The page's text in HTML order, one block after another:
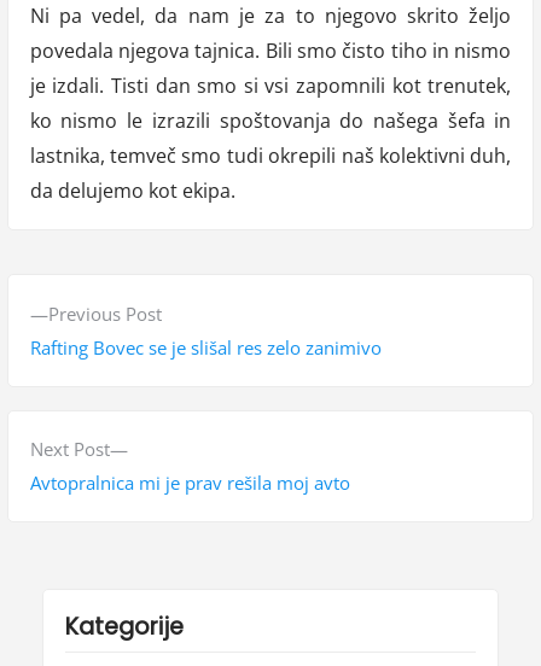
Ni pa vedel, da nam je za to njegovo skrito željo
povedala njegova tajnica. Bili smo čisto tiho in nismo
je izdali. Tisti dan smo si vsi zapomnili kot trenutek,
ko nismo le izrazili spoštovanja do našega šefa in
lastnika, temveč smo tudi okrepili naš kolektivni duh,
da delujemo kot ekipa.
Previous PostP
r
o
o
Rafting Bovec se je slišal res zelo zanimivo
Next Post
N
e
o
Avtopralnica mi je prav rešila moj avto
Kategorije